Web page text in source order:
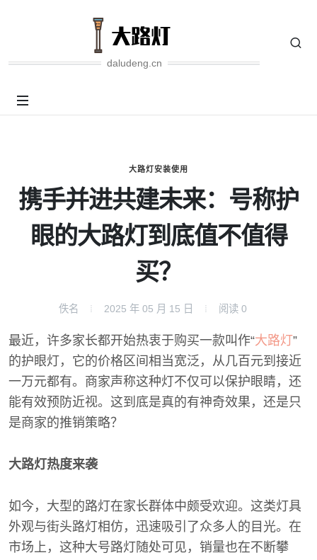
daludeng.cn
大路灯安装使用
携手并进共建未来：号称护
眼的大路灯到底值不值得
买？
佚名 2025 年 05 月 15 日 阅读 0
最近，许多家长都开始热衷于购买一款叫作“大路灯”
的护眼灯，它的价格区间相当宽泛，从几百元到接近
一万元都有。商家声称这种灯不仅可以保护眼睛，还
能有效预防近视。这到底是真的有神奇效果，还是只
是商家的推销策略？
大路灯热度来袭
如今，大型的路灯在家长群体中颇受欢迎。这类灯具
外观与街头路灯相仿，迅速吸引了众多人的目光。在
市场上，这种大号路灯随处可见，销量也在不断攀